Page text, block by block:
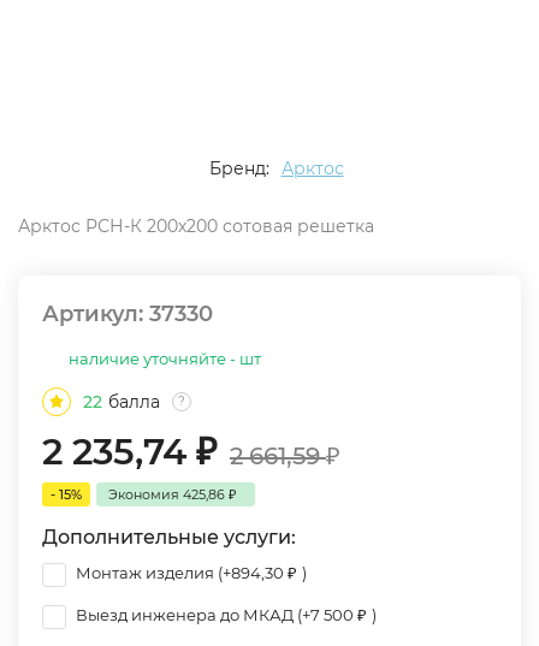
Бренд: Арктос
Арктос РСН-К 200х200 сотовая решетка
Артикул: 37330
наличие уточняйте - шт
22 балла ?
2 235,74 ₽ 2 661,59₽
- 15% Экономия 425,86 ₽
Дополнительные услуги:
Монтаж изделия (+894,30 ₽ )
Выезд инженера до МКАД (+7 500 ₽ )